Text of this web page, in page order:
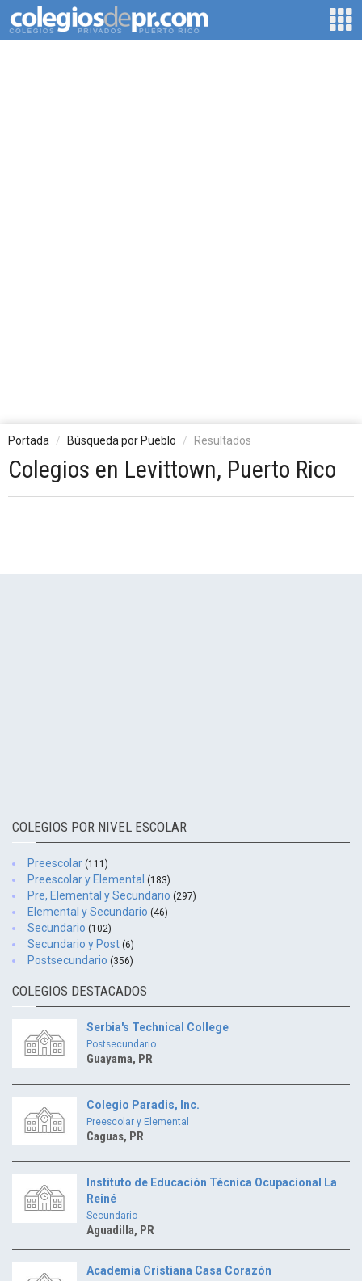
Portada Búsqueda por Pueblo Resultados
Colegios en Levittown, Puerto Rico
COLEGIOS POR NIVEL ESCOLAR
Preescolar (111)
Preescolar y Elemental (183)
Pre, Elemental y Secundario (297)
Elemental y Secundario (46)
Secundario (102)
Secundario y Post (6)
Postsecundario (356)
COLEGIOS DESTACADOS
Serbia's Technical College
Postsecundario
Guayama, PR
Colegio Paradis, Inc.
Preescolar y Elemental
Caguas, PR
Instituto de Educación Técnica Ocupacional La
Reiné
Secundario
Aguadilla, PR
Academia Cristiana Casa Corazón